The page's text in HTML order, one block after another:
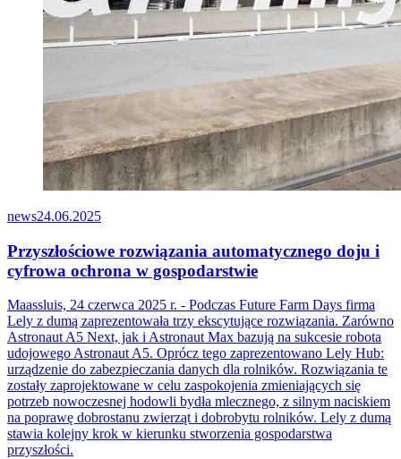
news24.06.2025
Przyszłościowe rozwiązania automatycznego doju i
cyfrowa ochrona w gospodarstwie
Maassluis, 24 czerwca 2025 r. - Podczas Future Farm Days firma
Lely z dumą zaprezentowała trzy ekscytujące rozwiązania. Zarówno
Astronaut A5 Next, jak i Astronaut Max bazują na sukcesie robota
udojowego Astronaut A5. Oprócz tego zaprezentowano Lely Hub:
urządzenie do zabezpieczania danych dla rolników. Rozwiązania te
zostały zaprojektowane w celu zaspokojenia zmieniających się
potrzeb nowoczesnej hodowli bydła mlecznego, z silnym naciskiem
na poprawę dobrostanu zwierząt i dobrobytu rolników. Lely z dumą
stawia kolejny krok w kierunku stworzenia gospodarstwa
przyszłości.